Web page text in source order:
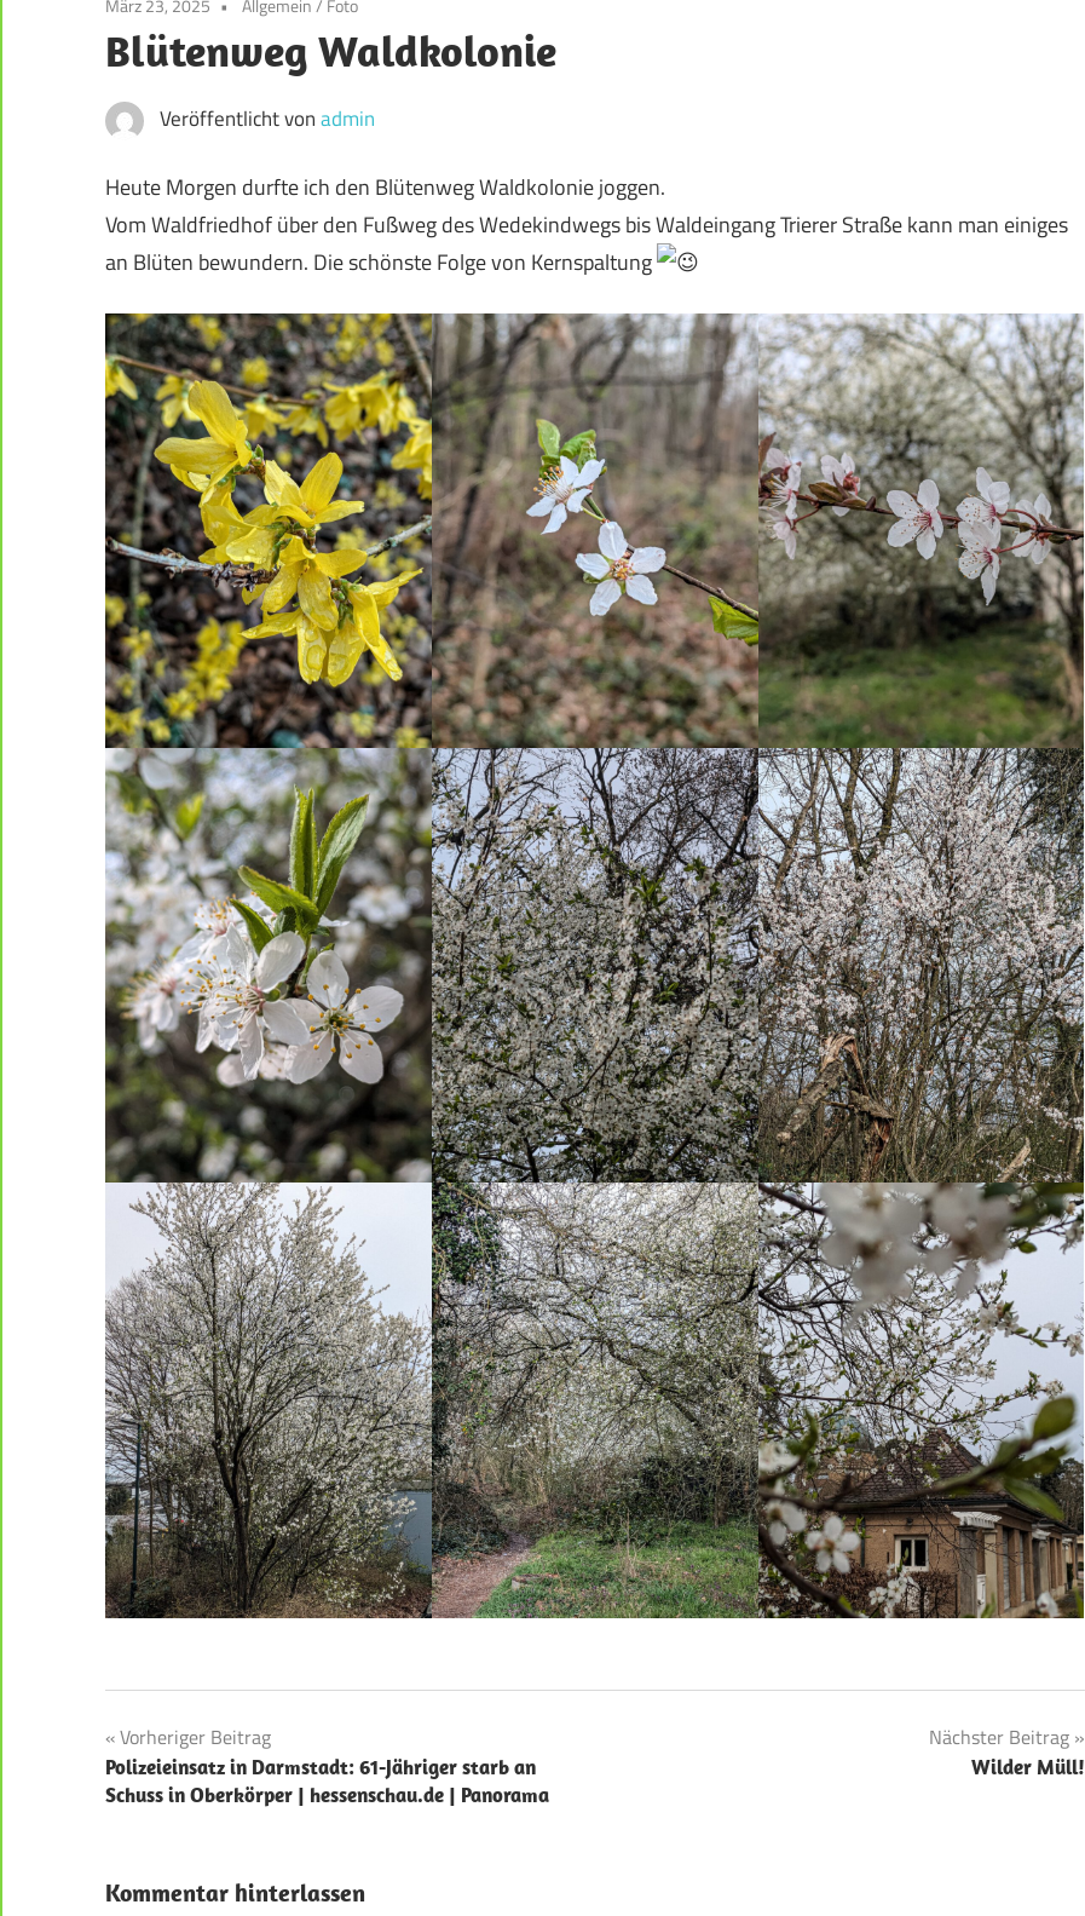
der
Weststadt
Darmstadt
Blütenweg Waldkolonie
Veröffentlicht vonadmin
Heute Morgen durfte ich den Blütenweg Waldkolonie joggen.
Vom Waldfriedhof über den Fußweg des Wedekindwegs bis Waldeingang Trierer Straße kann man einiges
an Blüten bewundern. Die schönste Folge von Kernspaltung
Beitragsnavigation
Vorheriger Beitrag
Polizeieinsatz in Darmstadt: 61-Jähriger starb an
Schuss in Oberkörper | hessenschau.de | Panorama
Nächster Beitrag
Wilder Müll!
Kommentar hinterlassen